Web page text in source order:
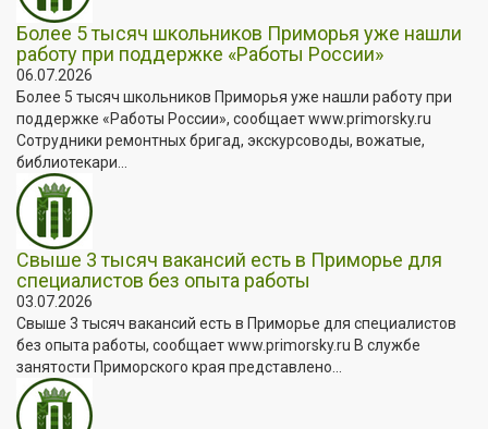
Более 5 тысяч школьников Приморья уже нашли
работу при поддержке «Работы России»
06.07.2026
Более 5 тысяч школьников Приморья уже нашли работу при
поддержке «Работы России», сообщает www.primorsky.ru
Сотрудники ремонтных бригад, экскурсоводы, вожатые,
библиотекари...
Свыше 3 тысяч вакансий есть в Приморье для
специалистов без опыта работы
03.07.2026
Свыше 3 тысяч вакансий есть в Приморье для специалистов
без опыта работы, сообщает www.primorsky.ru В службе
занятости Приморского края представлено...